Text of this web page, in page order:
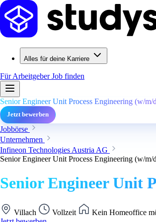
Alles für deine Karriere
Für ArbeitgeberJob finden
Senior Engineer Unit Process Engineering (w/m/
Jetzt bewerben
Jobbörse
Unternehmen
Infineon Technologies Austria AG
Senior Engineer Unit Process Engineering (w/m/
Senior Engineer Unit
Villach Vollzeit
Kein Homeoffice